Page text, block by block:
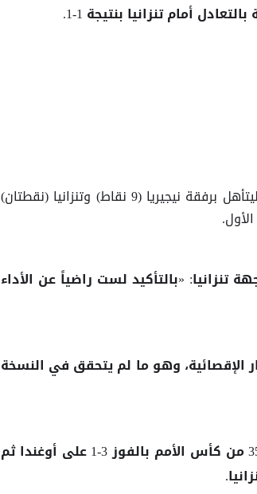
أمام تنزانيا بنتيجة 1-1.
4 نقاط في مشواره بالمجموعة، ليتأهل برفقة نيجيريا (9 نقاط) وتنزانيا (نقطتان)
«بالتأكيد لست راضياً عن الأداء
الإقصائية، وهو ما لم يتحقق في النسخة
واستهل المنتخب التونسي مشواره في النسخة 35 من كأس الأمم بالفوز 3-1 على أوغندا ثم